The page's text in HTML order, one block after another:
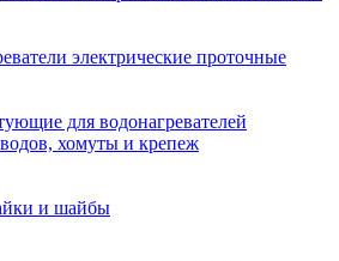
электрические проточные
для водонагревателей
хомуты и крепеж
и шайбы